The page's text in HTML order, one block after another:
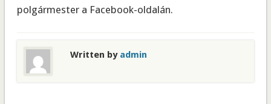
polgármester a Facebook-oldalán.
Written by admin